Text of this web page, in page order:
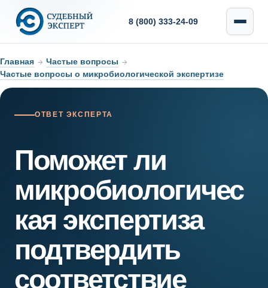
8 (800) 333-24-09
Главная → Частые вопросы →
Частые вопросы о микробиологической экспертизе
ОТВЕТ ЭКСПЕРТА
Поможет ли
микробиологичес
кая экспертиза
подтвердить
соответствие